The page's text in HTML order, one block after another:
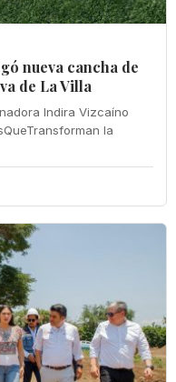
nueva cancha de
de La Villa
Indira Vizcaíno
la